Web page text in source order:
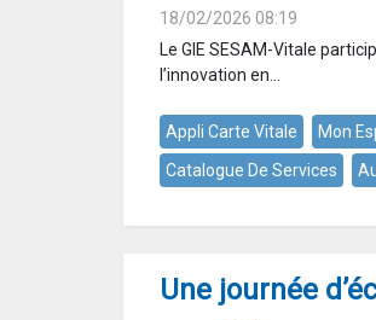
18/02/2026 08:19
Le GIE SESAM-Vitale
l’innovation en...
Appli Carte Vitale Mon
Catalogue De Services
Une journée